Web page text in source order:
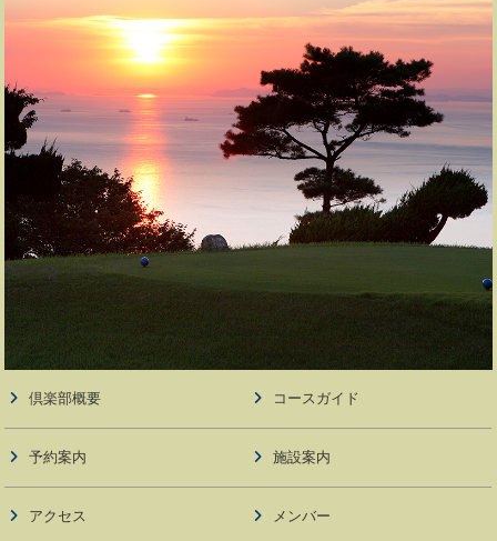
倶楽部概要 コースガイド
予約案内 施設案内
アクセス メンバー